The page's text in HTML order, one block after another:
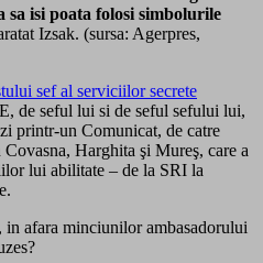
isi poata folosi simbolurile
Izsak. (sursa: Agerpres,
sef al serviciilor secrete
de seful lui si de seful sefului lui,
printr-un Comunicat, de catre
Harghita şi Mureş, care a
lui abilitate – de la SRI la
in afara minciunilor ambasadorului